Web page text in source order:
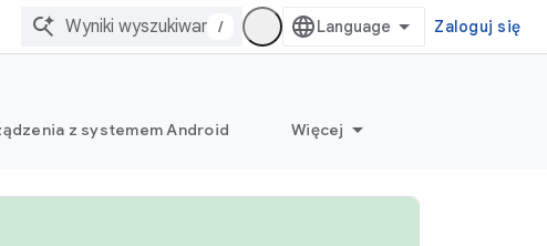
/ Zaloguj się
z systemem Android Więcej